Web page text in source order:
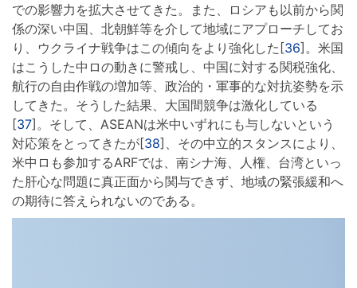
での影響力を拡大させてきた。また、ロシアも以前から関
係の深い中国、北朝鮮等を介して地域にアプローチしてお
り、ウクライナ戦争はこの傾向をより強化した[36]。米国
はこうした中ロの動きに警戒し、中国に対する関税強化、
航行の自由作戦の増加等、政治的・軍事的な対抗姿勢を示
してきた。そうした結果、大国間競争は激化している
[37]。そして、ASEANは米中いずれにも与しないという
対応策をとってきたが[38]、その中立的スタンスにより、
米中ロも参加するARFでは、南シナ海、人権、台湾といっ
た肝心な問題に真正面から関与できず、地域の緊張緩和へ
の期待に答えられないのである。